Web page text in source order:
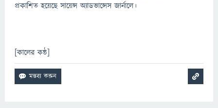
প্রকাশিত হয়েছে সায়েন্স অ্যাডভান্সেস জার্নালে।
[কালের কন্ঠ]